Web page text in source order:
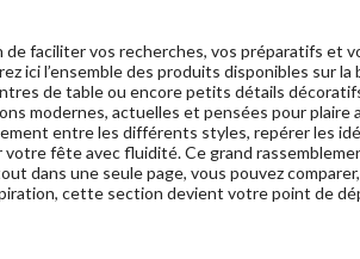
faciliter vos recherches, vos préparatifs et
ici l’ensemble des produits disponibles sur
de table ou encore petits détails
modernes, actuelles et pensées pour
entre les différents styles, repérer les
fête avec fluidité. Ce grand
dans une seule page, vous pouvez
cette section devient votre point de